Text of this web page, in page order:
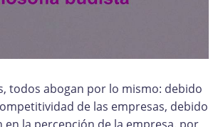
todos abogan por lo mismo: debido
de las empresas, debido
en la percepción de la empresa, por